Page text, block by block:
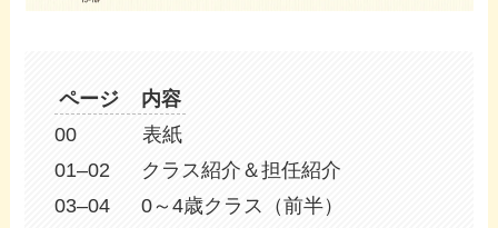
ページ 内容
00 表紙
01–02 クラス紹介＆担任紹介
03–04 0～4歳クラス（前半）